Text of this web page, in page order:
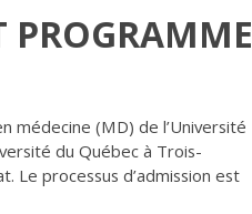
PROGRAMME
médecine (MD) de l’Université
du Québec à Trois-
Le processus d’admission est